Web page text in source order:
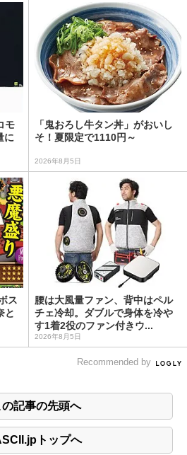
モ
に
「鬼おろし牛タン丼」がおいし
そ！夏限定で1110円～
2026年8月5日
ス
と
腰は大風量ファン、背中はペル
チェ冷却。ダブルで身体を冷や
す1着2役のファン付きウ...
2026年8月5日
Recommended by
の記事の先頭へ
トップへ